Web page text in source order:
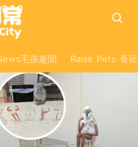
毛孩趣聞 Raise Pets 養